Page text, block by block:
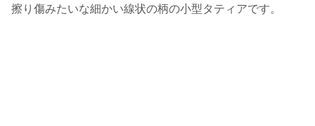
擦り傷みたいな細かい線状の柄の小型タティアです。